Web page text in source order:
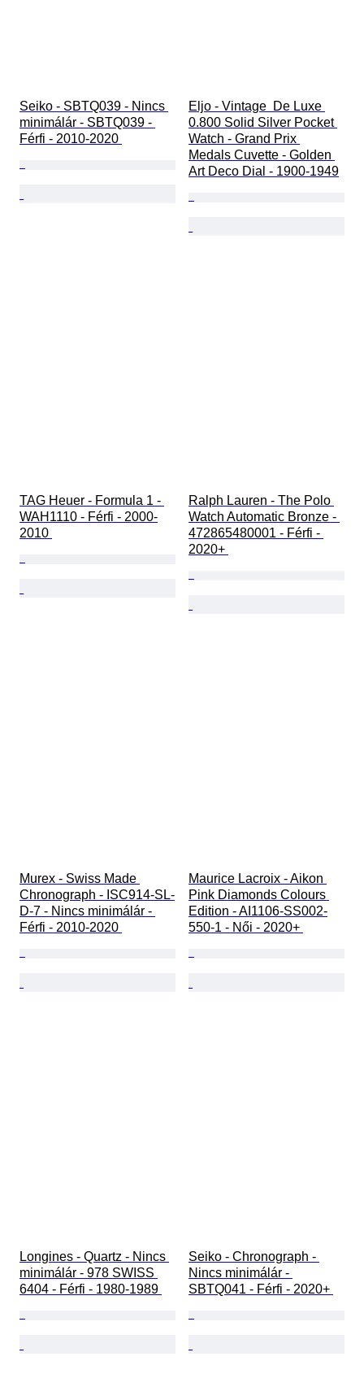
Seiko - SBTQ039 - Nincs
minimálár - SBTQ039 -
Férfi - 2010-2020
Eljo - Vintage  De Luxe
0.800 Solid Silver Pocket
Watch - Grand Prix
Medals Cuvette - Golden
Art Deco Dial - 1900-1949
TAG Heuer - Formula 1 -
WAH1110 - Férfi - 2000-
2010
Ralph Lauren - The Polo
Watch Automatic Bronze -
472865480001 - Férfi -
2020+
Murex - Swiss Made
Chronograph - ISC914-SL-
D-7 - Nincs minimálár -
Férfi - 2010-2020
Maurice Lacroix - Aikon
Pink Diamonds Colours
Edition - AI1106-SS002-
550-1 - Női - 2020+
Longines - Quartz - Nincs
minimálár - 978 SWISS
6404 - Férfi - 1980-1989
Seiko - Chronograph -
Nincs minimálár -
SBTQ041 - Férfi - 2020+